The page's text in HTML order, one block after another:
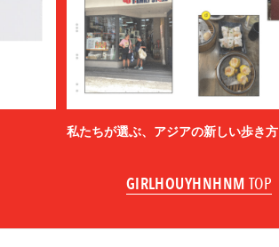
私たちが選ぶ、アジアの新しい歩き方
GIRLHOUYHNHNM TOP